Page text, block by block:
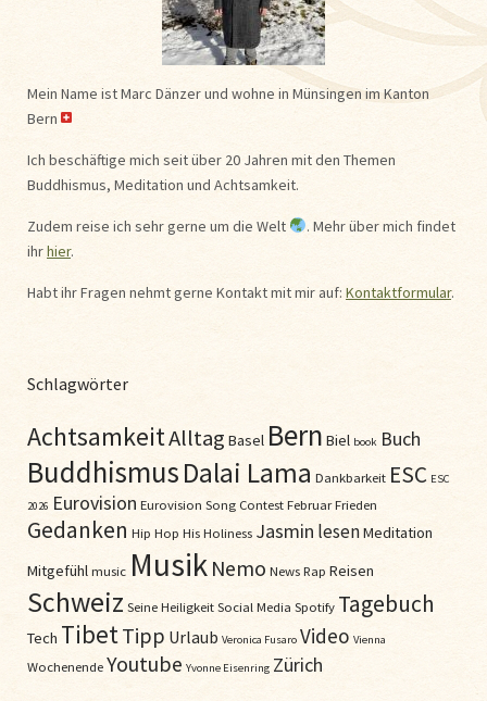
Mein Name ist Marc Dänzer und wohne in Münsingen im Kanton
Bern
Ich beschäftige mich seit über 20 Jahren mit den Themen
Buddhismus, Meditation und Achtsamkeit.
Zudem reise ich sehr gerne um die Welt
. Mehr über mich findet
ihrhier.
Habt ihr Fragen nehmt gerne Kontakt mit mir auf: Kontaktformular.
Schlagwörter
AchtsamkeitAlltag Basel Bern Biel book Buch
BuddhismusDalai Lama Dankbarkeit ESC ESC
2026 Eurovision Eurovision Song ContestFebruarFrieden
Gedanken Hip Hop His Holiness Jasmin lesenMeditation
Mitgefühlmusic Musik Nemo NewsRap Reisen
Schweiz Seine HeiligkeitSocial Media Spotify Tagebuch
Tech TibetTipp Urlaub Veronica Fusaro Video Vienna
WochenendeYoutube Yvonne Eisenring Zürich